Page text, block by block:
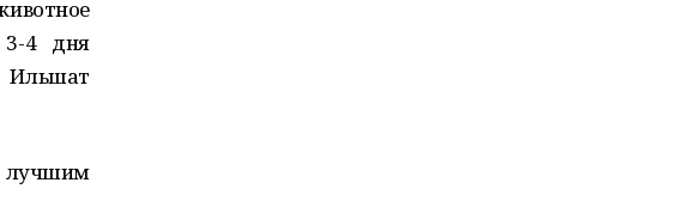
3-4 дня
Ильшат
лучшим